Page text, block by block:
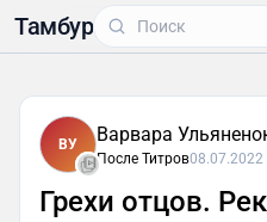
Тамбур
ВУ Варвара
После Титров08.07.2022
Грехи отцов.